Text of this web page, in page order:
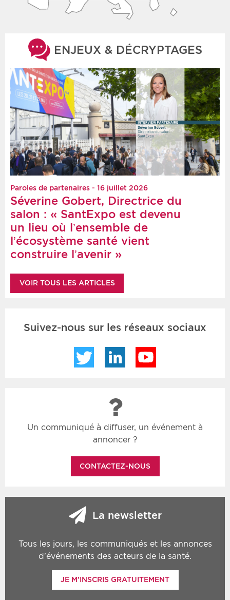
ENJEUX & DÉCRYPTAGES
Paroles de partenaires - 16 juillet 2026
Séverine Gobert, Directrice du
salon : « SantExpo est devenu
un lieu où l’ensemble de
l’écosystème santé vient
construire l’avenir »
VOIR TOUS LES ARTICLES
Suivez-nous sur les réseaux sociaux
Twitter LinkedIn
Un communiqué à diffuser, un événement à
annoncer ?
CONTACTEZ-NOUS
La newsletter
Tous les jours, les communiqués et les annonces
d'événements des acteurs de la santé.
JE M'INSCRIS GRATUITEMENT